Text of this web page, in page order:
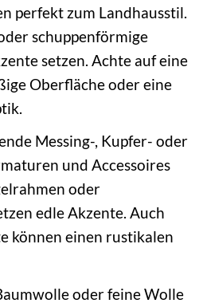
perfekt zum Landhausstil.
schuppenförmige
setzen. Achte auf eine
Oberfläche oder eine
Messing-, Kupfer- oder
und Accessoires
oder
edle Akzente. Auch
können einen rustikalen
oder feine Wolle